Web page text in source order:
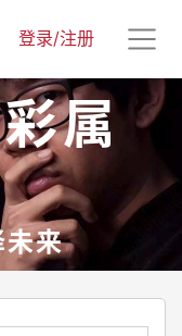
登录/注册
属
未来